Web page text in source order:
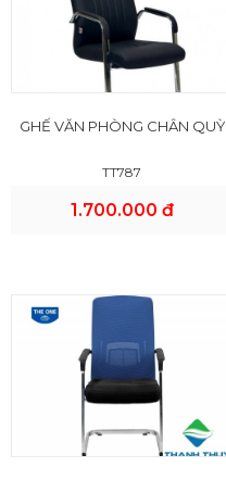
GHẾ VĂN PHÒNG CHÂN QUỲ
TT787
1.700.000 đ